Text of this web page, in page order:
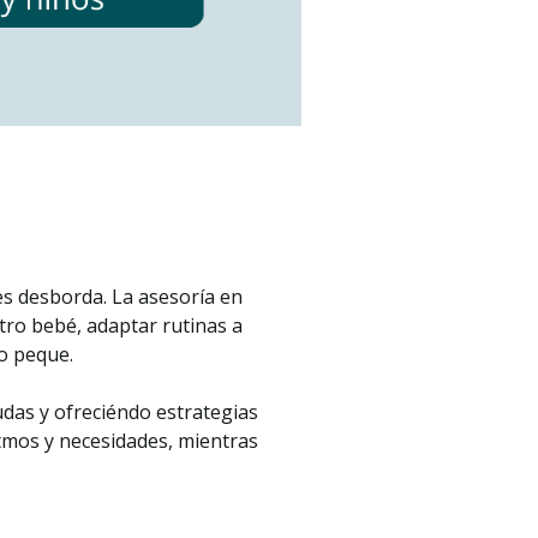
desborda. La asesoría en
bebé, adaptar rutinas a
peque.
y ofreciéndo estrategias
y necesidades, mientras